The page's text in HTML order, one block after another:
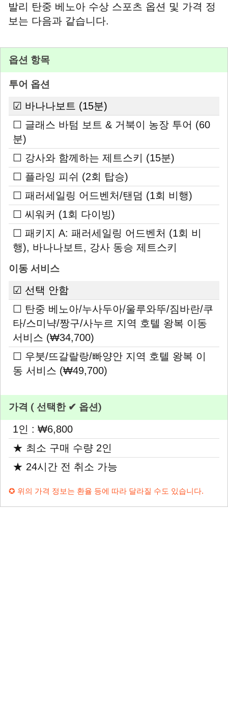
발리 탄중 베노아 수상 스포츠 옵션 및 가격 정
보는 다음과 같습니다.
옵션 항목
투어 옵션
☑ 바나나보트 (15분)
☐ 글래스 바텀 보트 & 거북이 농장 투어 (60
분)
☐ 강사와 함께하는 제트스키 (15분)
☐ 플라잉 피쉬 (2회 탑승)
☐ 패러세일링 어드벤처/탠덤 (1회 비행)
☐ 씨워커 (1회 다이빙)
☐ 패키지 A: 패러세일링 어드벤처 (1회 비
행), 바나나보트, 강사 동승 제트스키
이동 서비스
☑ 선택 안함
☐ 탄중 베노아/누사두아/울루와뚜/짐바란/쿠
타/스미냑/짱구/사누르 지역 호텔 왕복 이동
서비스 (₩34,700)
☐ 우붓/뜨갈랄랑/빠양안 지역 호텔 왕복 이
동 서비스 (₩49,700)
가격 ( 선택한 ✔ 옵션)
1인 : ₩6,800
★ 최소 구매 수량 2인
★ 24시간 전 취소 가능
✪ 위의 가격 정보는 환율 등에 따라 달라질 수도 있습니다.